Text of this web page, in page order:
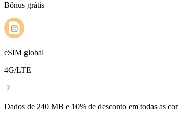
Bônus grátis
eSIM global
4G/LTE
Dados de 240 MB e 10% de desconto em todas as